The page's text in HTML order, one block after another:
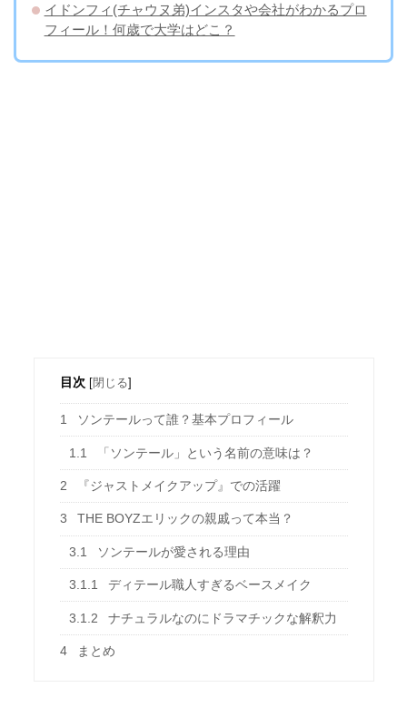
イドンフィ(チャウヌ弟)インスタや会社がわかるプロ
フィール！何歳で大学はどこ？
目次 [閉じる]
1 ソンテールって誰？基本プロフィール
1.1 「ソンテール」という名前の意味は？
2 『ジャストメイクアップ』での活躍
3 THE BOYZエリックの親戚って本当？
3.1 ソンテールが愛される理由
3.1.1 ディテール職人すぎるベースメイク
3.1.2 ナチュラルなのにドラマチックな解釈力
4 まとめ